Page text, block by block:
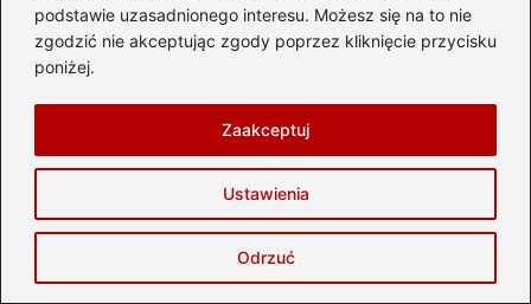
podstawie uzasadnionego interesu. Możesz się na to nie
zgodzić nie akceptując zgody poprzez kliknięcie przycisku
poniżej.
Ustawienia
Odrzuć
Zaakceptuj
Gdańsk i Mediolan: Ile czasu zajmuje lot
między tymi miastami?
Ile czasu potrzebujesz na lot do Kataru z
Polski? Sprawdź nasz przewodnik!